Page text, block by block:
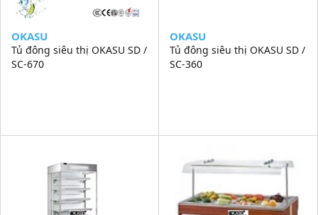
OKASU
Tủ đông siêu thị OKASU SD /
SC-670
OKASU
Tủ đông siêu thị OKASU SD /
SC-360